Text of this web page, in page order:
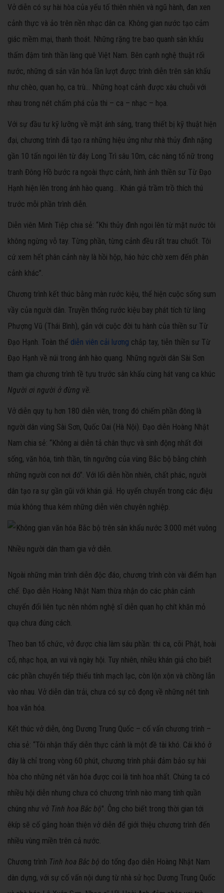
Vở diễn có sự hài hòa của yếu tố thiên nhiên và ngũ hành, đan xen
cảnh thực và ảo trên nền nhạc dân ca. Không gian nước tạo cảm
giác mềm mại, thanh thoát. Những rặng tre bao quanh sân khấu
thấm đậm tinh thần làng quê Việt Nam. Bên cạnh nghệ thuật rối
nước, những di sản văn hóa lần lượt được trình diễn trên sân khấu
như chèo, quan họ, ca trù... Những hoạt cảnh được xâu chuỗi với
nhau trong nét chấm phá của thi – ca – nhạc – họa.
Với sự đầu tư kỹ lưỡng về mặt ánh sáng, trang thiết bị kỹ thuật hiện
đại, chương trình đã tạo ra những hiệu ứng như nhà thủy đình nặng
gần 10 tấn ngoi lên từ đáy Long Trì sâu 10m, các nàng tố nữ trong
tranh Đông Hồ bước ra ngoài thực cảnh, hình ảnh thiền sư Từ Đạo
Hạnh hiện lên trong ánh hào quang… Khán giả trầm trồ thích thú
trước mỗi phần trình diễn.
Diễn viên Minh Tiệp chia sẻ: “Khi thủy đình ngoi lên từ mặt nước tôi
không ngừng vỗ tay. Từng phần, từng cảnh đều rất trau chuốt. Tôi
cứ xem hết phân cảnh này là hồi hộp, háo hức chờ xem đến phân
cảnh khác”.
Chương trình kết thúc bằng màn rước kiệu, thể hiện cuộc sống sum
vầy của người dân. Truyền thống rước kiệu bay phát tích từ làng
Phượng Vũ (Thái Bình), gắn với cuộc đời tu hành của thiền sư Từ
Đạo Hạnh. Toàn thể diễn viên cải lương chắp tay, tiễn thiền sư Từ
Đạo Hạnh về núi trong ánh hào quang. Những người dân Sài Sơn
tham gia chương trình tề tựu trước sân khấu cùng hát vang ca khúc
Người ơi người ở đừng về.
Vở diễn quy tụ hơn 180 diễn viên, trong đó chiếm phần đông là
người dân vùng Sài Sơn, Quốc Oai (Hà Nội). Đạo diễn Hoàng Nhật
Nam chia sẻ: “Không ai diễn tả chân thực và sinh động nhất đời
sống, văn hóa, tinh thần, tín ngưỡng của vùng Bắc bộ bằng chính
những người con nơi đó”. Với lối diễn hồn nhiên, chất phác, người
dân tạo ra sự gần gũi với khán giả. Họ uyển chuyển trong các điệu
múa không thua kém những diễn viên chuyên nghiệp.
Nhiều người dân tham gia vở diễn.
Ngoài những màn trình diễn độc đáo, chương trình còn vài điểm hạn
chế. Đạo diễn Hoàng Nhật Nam thừa nhận do các phân cảnh
chuyển đổi liên tục nên nhóm nghệ sĩ diễn quan họ chít khăn mỏ
quạ chưa đúng cách.
Theo ban tổ chức, vở được chia làm sáu phần: thi ca, cõi Phật, hoài
cổ, nhạc họa, an vui và ngày hội. Tuy nhiên, nhiều khán giả cho biết
các phần chuyển tiếp thiếu tính mạch lạc, còn lộn xộn và chồng lẫn
vào nhau. Vở diễn dàn trải, chưa có sự cô đọng về những nét tinh
hoa văn hóa.
Kết thúc vở diễn, ông Dương Trung Quốc – cố vấn chương trình –
chia sẻ: “Tôi nhận thấy diễn thực cảnh là một đề tài khó. Cái khó ở
đây là chỉ trong vòng 60 phút, chương trình phải đảm bảo sự hài
hòa cho những nét văn hóa được coi là tinh hoa nhất. Chúng ta có
nhiều hội diễn nhưng chưa có chương trình nào mang tính quần
chúng như vở Tinh hoa Bắc bộ". Ông cho biết trong thời gian tới
êkíp sẽ cố gắng hoàn thiện vở diễn để giới thiệu chương trình đến
nhiều vùng miền trên cả nước.
Chương trình Tinh hoa Bắc bộ do tổng đạo diễn Hoàng Nhật Nam
dàn dựng, với sự cố vấn nội dung từ nhà sử học Dương Trung Quốc